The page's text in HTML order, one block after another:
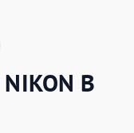
NIKON В